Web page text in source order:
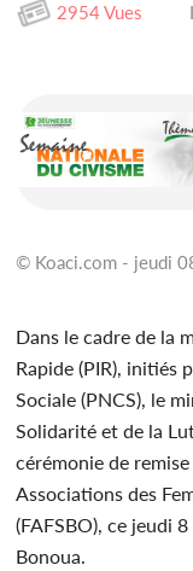
2954 Vues
© Koaci.com - jeudi
Dans le cadre de la
Rapide (PIR), initiés
Sociale (PNCS), le
Solidarité et de la
cérémonie de
Associations des
(FAFSBO), ce jeudi
Bonoua.